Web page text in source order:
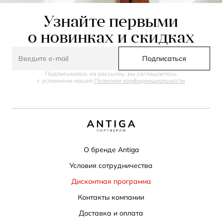
Узнайте первыми
о новинках и скидках
Подписаться
Подписываясь на рассылку, вы соглашаетесь
с условиями нашей Политики конфиденциальности
О бренде Antiga
Условия сотрудничества
Дисконтная программа
Контакты компании
Доставка и оплата